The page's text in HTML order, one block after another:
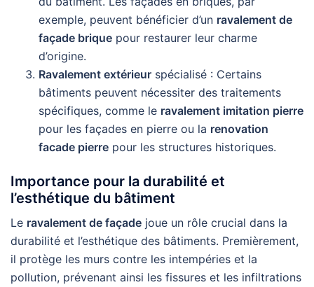
exemple, peuvent bénéficier d’un ravalement de
façade brique pour restaurer leur charme
d’origine.
Ravalement extérieur spécialisé : Certains
bâtiments peuvent nécessiter des traitements
spécifiques, comme le ravalement imitation pierre
pour les façades en pierre ou la renovation
facade pierre pour les structures historiques.
Importance pour la durabilité et
l’esthétique du bâtiment
Le ravalement de façade joue un rôle crucial dans la
durabilité et l’esthétique des bâtiments. Premièrement,
il protège les murs contre les intempéries et la
pollution, prévenant ainsi les fissures et les infiltrations